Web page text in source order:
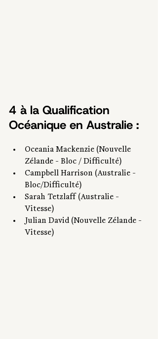
4 à la Qualification
Océanique en Australie :
Oceania Mackenzie (Nouvelle
Zélande - Bloc / Difficulté)
Campbell Harrison (Australie -
Bloc/Difficulté)
Sarah Tetzlaff (Australie -
Vitesse)
Julian David (Nouvelle Zélande -
Vitesse)